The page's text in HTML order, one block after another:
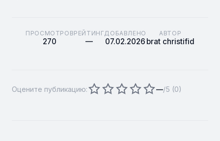
ПРОСМОТРОВ
270
РЕЙТИНГ
—
ДОБАВЛЕНО
07.02.2026
АВТОР
brat christifid
Оцените публикацию: —/5 (0)